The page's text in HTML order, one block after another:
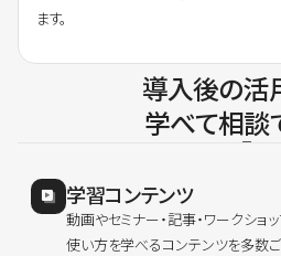
ます。
導入後の活
学べて相談
学習コンテンツ
動画やセミナー・記事・ワークショッ
使い方を学べるコンテンツを多数ご